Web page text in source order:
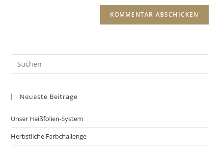
Neueste Beiträge
Unser Heißfolien-System
Herbstliche Farbchallenge